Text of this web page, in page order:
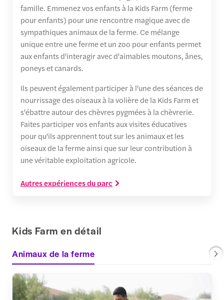
famille. Emmenez vos enfants à la Kids Farm (ferme
pour enfants) pour une rencontre magique avec de
sympathiques animaux de la ferme. Ce mélange
unique entre une ferme et un zoo pour enfants permet
aux enfants d'interagir avec d'aimables moutons, ânes,
poneys et canards.
Ils peuvent également participer à l'une des séances de
nourrissage des oiseaux à la volière de la Kids Farm et
s'ébattre autour des chèvres pygmées à la chèvrerie.
Faites participer vos enfants aux visites éducatives
pour qu'ils apprennent tout sur les animaux et les
oiseaux de la ferme ainsi que sur leur contribution à
une véritable exploitation agricole.
Autres expériences du parc
Kids Farm en détail
Animaux de la ferme